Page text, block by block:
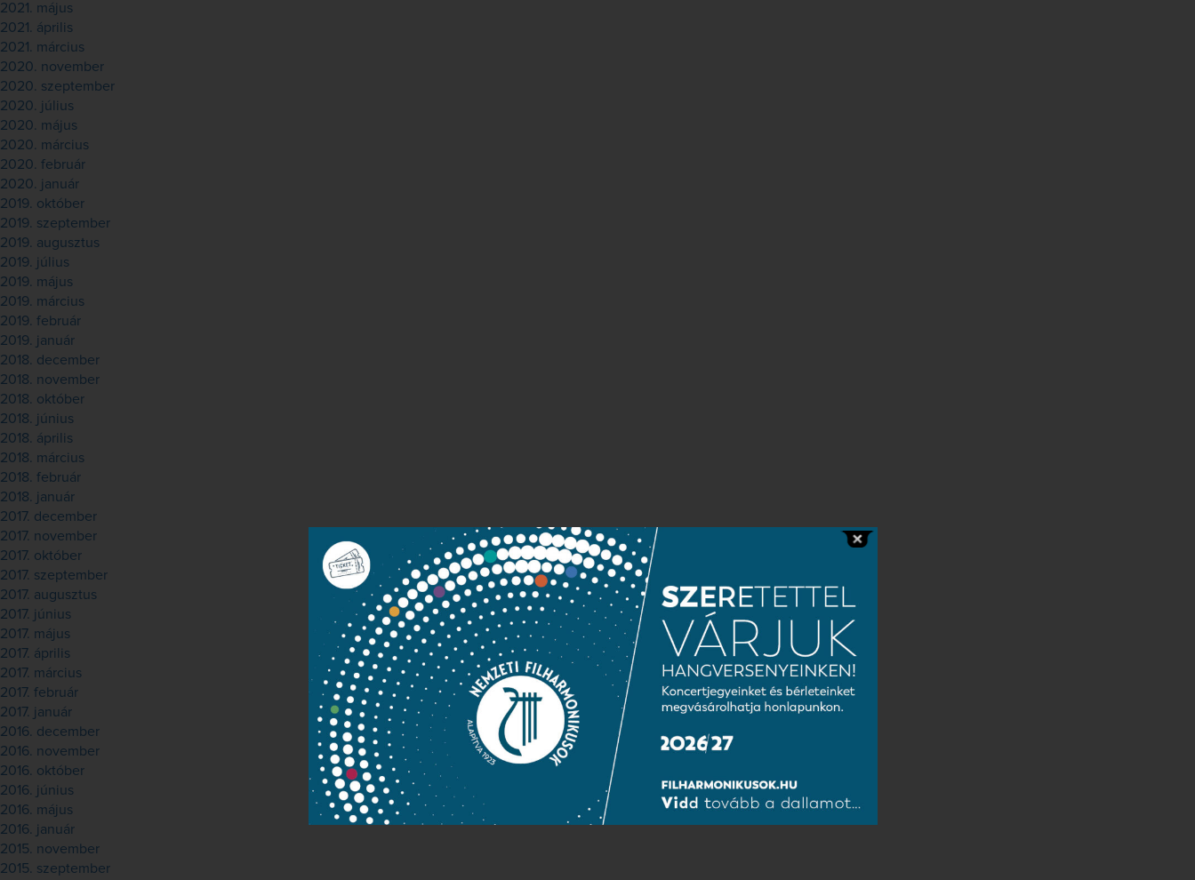
2021. május
2021. április
2021. március
2020. november
2020. szeptember
2020. július
2020. május
2020. március
2020. február
2020. január
2019. október
2019. szeptember
2019. augusztus
2019. július
2019. május
2019. március
2019. február
2019. január
2018. december
2018. november
2018. október
2018. június
2018. április
2018. március
2018. február
2018. január
2017. december
2017. november
2017. október
2017. szeptember
2017. augusztus
2017. június
2017. május
2017. április
2017. március
2017. február
2017. január
2016. december
2016. november
2016. október
2016. június
2016. május
2016. január
2015. november
2015. szeptember